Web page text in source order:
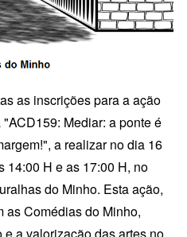
as inscrições para a ação
Mediar: a ponte é
a realizar no dia 16
14:00 H e as 17:00 H, no
do Minho. Esta ação,
as Comédias do Minho,